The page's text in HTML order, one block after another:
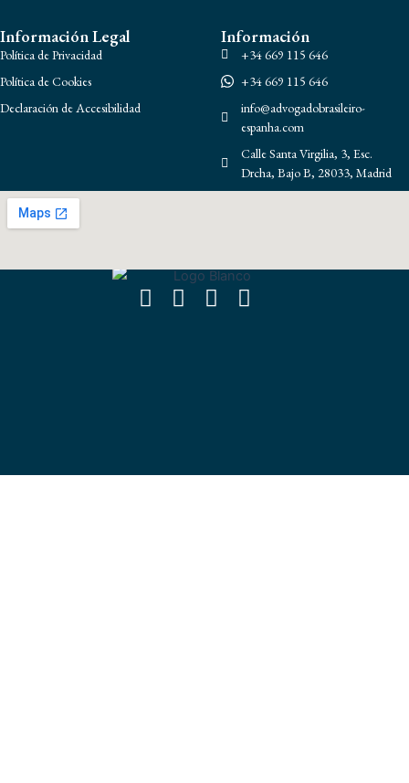
Información Legal
Política de Privacidad
Política de Cookies
Declaración de Accesibilidad
Información
+34 669 115 646
+34 669 115 646
info@advogadobrasileiro-
espanha.com
Calle Santa Virgilia, 3, Esc.
Drcha, Bajo B, 28033, Madrid